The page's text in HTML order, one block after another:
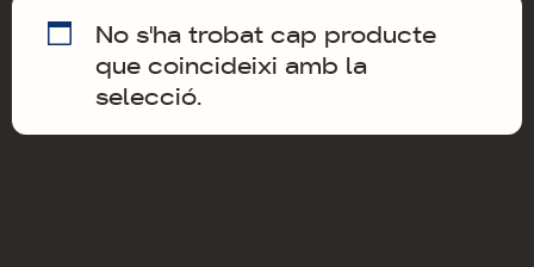
No s'ha trobat cap producte
que coincideixi amb la
selecció.